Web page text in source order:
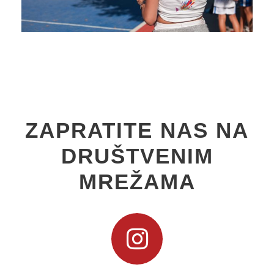
ZAPRATITE NAS NA
DRUŠTVENIM
MREŽAMA